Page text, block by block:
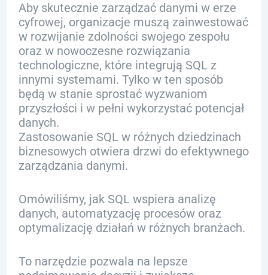
Aby skutecznie zarządzać danymi w erze
cyfrowej, organizacje muszą zainwestować
w rozwijanie zdolności swojego zespołu
oraz w nowoczesne rozwiązania
technologiczne, które integrują SQL z
innymi systemami. Tylko w ten sposób
będą w stanie sprostać wyzwaniom
przyszłości i w pełni wykorzystać potencjał
danych.
Zastosowanie SQL w różnych dziedzinach
biznesowych otwiera drzwi do efektywnego
zarządzania danymi.
Omówiliśmy, jak SQL wspiera analizę
danych, automatyzację procesów oraz
optymalizację działań w różnych branżach.
To narzędzie pozwala na lepsze